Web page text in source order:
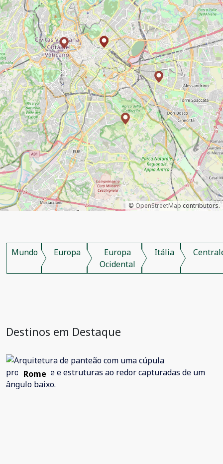
© OpenStreetMap contributors.
Mundo Europa
Europa
Ocidental
Itália
Destinos em Destaque
Rome